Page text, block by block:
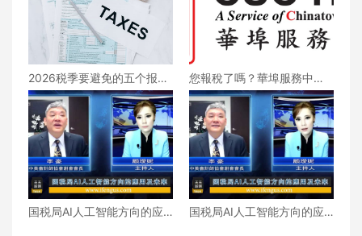
2026税季要避免的五个报税
错误
您報稅了嗎？華埠服務中心
提供低收入者免費報稅服
務！
国税局AI人工智能方向的应
国税局AI人工智能方向的应